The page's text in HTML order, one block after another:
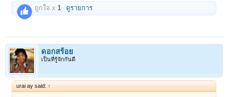
ถูกใจ x1 ดูรายการ
ดอกสร้อย
เป็นที่รู้จักกันดี
urai ay said: ↑